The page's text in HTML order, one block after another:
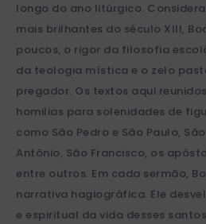
longo do ano litúrgico.
mais brilhantes do século XIII,
poucos, o rigor da filosofia
da teologia mística e o zelo
pregador. Os textos aqui
homilias para solenidades de
como São Pedro e São Paulo,
Antônio, São Francisco, os
entre outros. Em cada sermão,
narrativa hagiográfica. Ele
e espiritual da vida desses